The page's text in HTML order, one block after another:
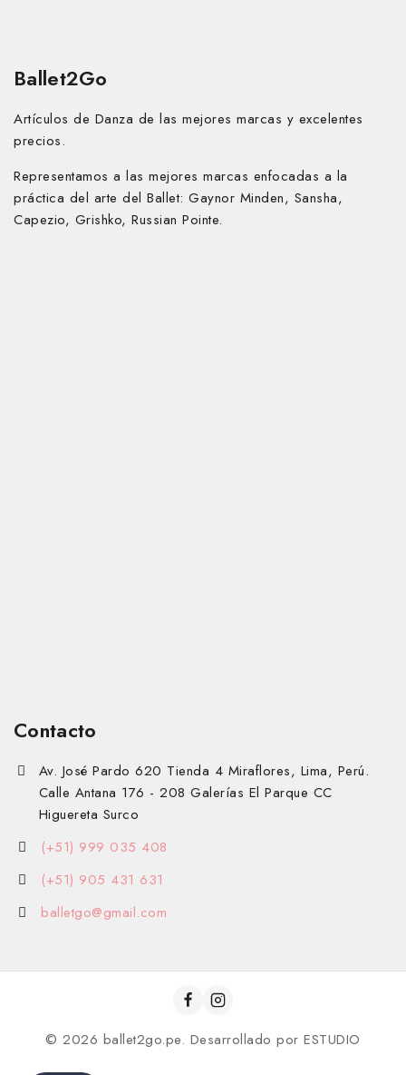
Ballet2Go
Artículos de Danza de las mejores marcas y excelentes
precios.
Representamos a las mejores marcas enfocadas a la
práctica del arte del Ballet: Gaynor Minden, Sansha,
Capezio, Grishko, Russian Pointe.
Contacto
Av. José Pardo 620 Tienda 4 Miraflores, Lima, Perú.
Calle Antana 176 - 208 Galerías El Parque CC
Higuereta Surco
(+51) 999 035 408
(+51) 905 431 631
balletgo@gmail.com
© 2026 ballet2go.pe. Desarrollado porESTUDIO